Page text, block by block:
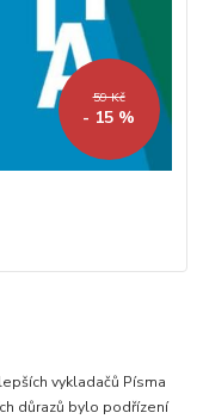
59 Kč
- 15 %
vykladačů Písma
důrazů bylo podřízení